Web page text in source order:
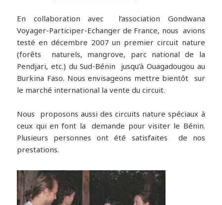
En collaboration avec l’association Gondwana
Voyager-Participer-Echanger de France, nous avions
testé en décembre 2007 un premier circuit nature
(forêts naturels, mangrove, parc national de la
Pendjari, etc.) du Sud-Bénin jusqu’à Ouagadougou au
Burkina Faso. Nous envisageons mettre bientôt sur
le marché international la vente du circuit.
Nous proposons aussi des circuits nature spéciaux à
ceux qui en font la demande pour visiter le Bénin.
Plusieurs personnes ont été satisfaites de nos
prestations.